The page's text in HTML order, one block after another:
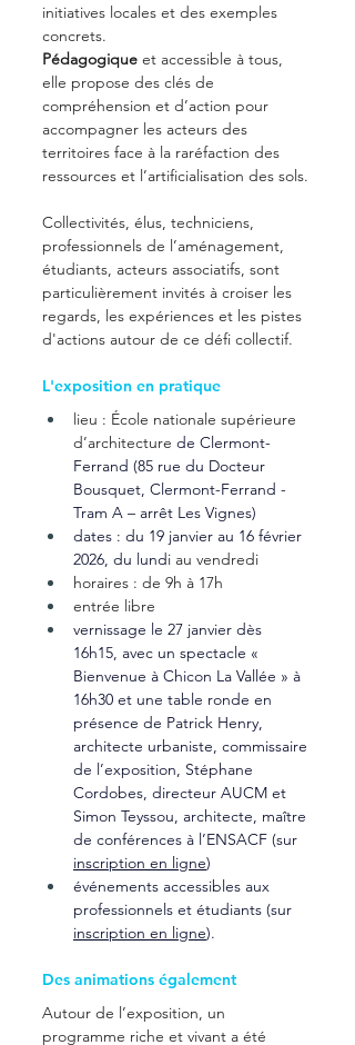
initiatives locales et des exemples
concrets.
Pédagogique et accessible à tous,
elle propose des clés de
compréhension et d’action pour
accompagner les acteurs des
territoires face à la raréfaction des
ressources et l’artificialisation des sols.
Collectivités, élus, techniciens,
professionnels de l’aménagement,
étudiants, acteurs associatifs, sont
particulièrement invités à croiser les
regards, les expériences et les pistes
d'actions autour de ce défi collectif.
L'exposition en pratique
lieu : École nationale supérieure
d’architecture de Clermont-
Ferrand (85 rue du Docteur
Bousquet, Clermont-Ferrand -
Tram A – arrêt Les Vignes)
dates : du 19 janvier au 16 février
2026, du lundi au vendredi
horaires : de 9h à 17h
entrée libre
vernissage le 27 janvier dès
16h15, avec un spectacle «
Bienvenue à Chicon La Vallée » à
16h30 et une table ronde en
présence de Patrick Henry,
architecte urbaniste, commissaire
de l’exposition, Stéphane
Cordobes, directeur AUCM et
Simon Teyssou, architecte, maître
de conférences à l’ENSACF (sur
inscription en ligne)
événements accessibles aux
professionnels et étudiants (sur
inscription en ligne).
Des animations également
Autour de l’exposition, un
programme riche et vivant a été